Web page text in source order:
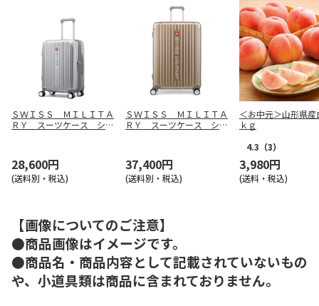
ＳＷＩＳＳ ＭＩＬＩＴＡ
ＲＹ スーツケース シグ
28,600円
(送料別・税込)
ＳＷＩＳＳ ＭＩＬＩＴＡ
ＲＹ スーツケース シグ
37,400円
(送料別・税込)
＜お中元＞山形県産
ｋｇ
4.3 （3）
3,980円
(送料・税込)
【画像についてのご注意】
●商品画像はイメージです。
●商品名・商品内容として記載されていないもの
や、小道具類は商品に含まれておりません。